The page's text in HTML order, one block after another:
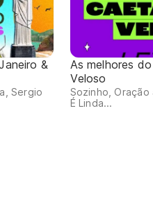
&
Sergio
As melhores
Veloso
Sozinho,
É Linda...